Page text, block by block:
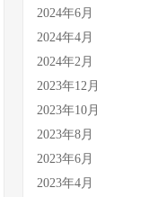
2024年6月
2024年4月
2024年2月
2023年12月
2023年10月
2023年8月
2023年6月
2023年4月